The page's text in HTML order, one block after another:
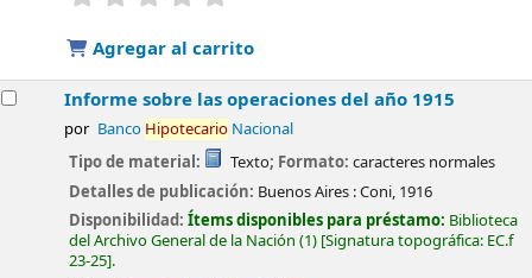
Agregar al carrito
Informe sobre las operaciones del año 1915
por Banco HipotecarioNacional
Tipo de material: Texto; Formato: caracteres normales
Detalles de publicación: Buenos Aires :Coni, 1916
Disponibilidad:Ítems disponibles para préstamo: Biblioteca
del Archivo General de la Nación (1) Signatura topográfica: EC.f
23-25 .